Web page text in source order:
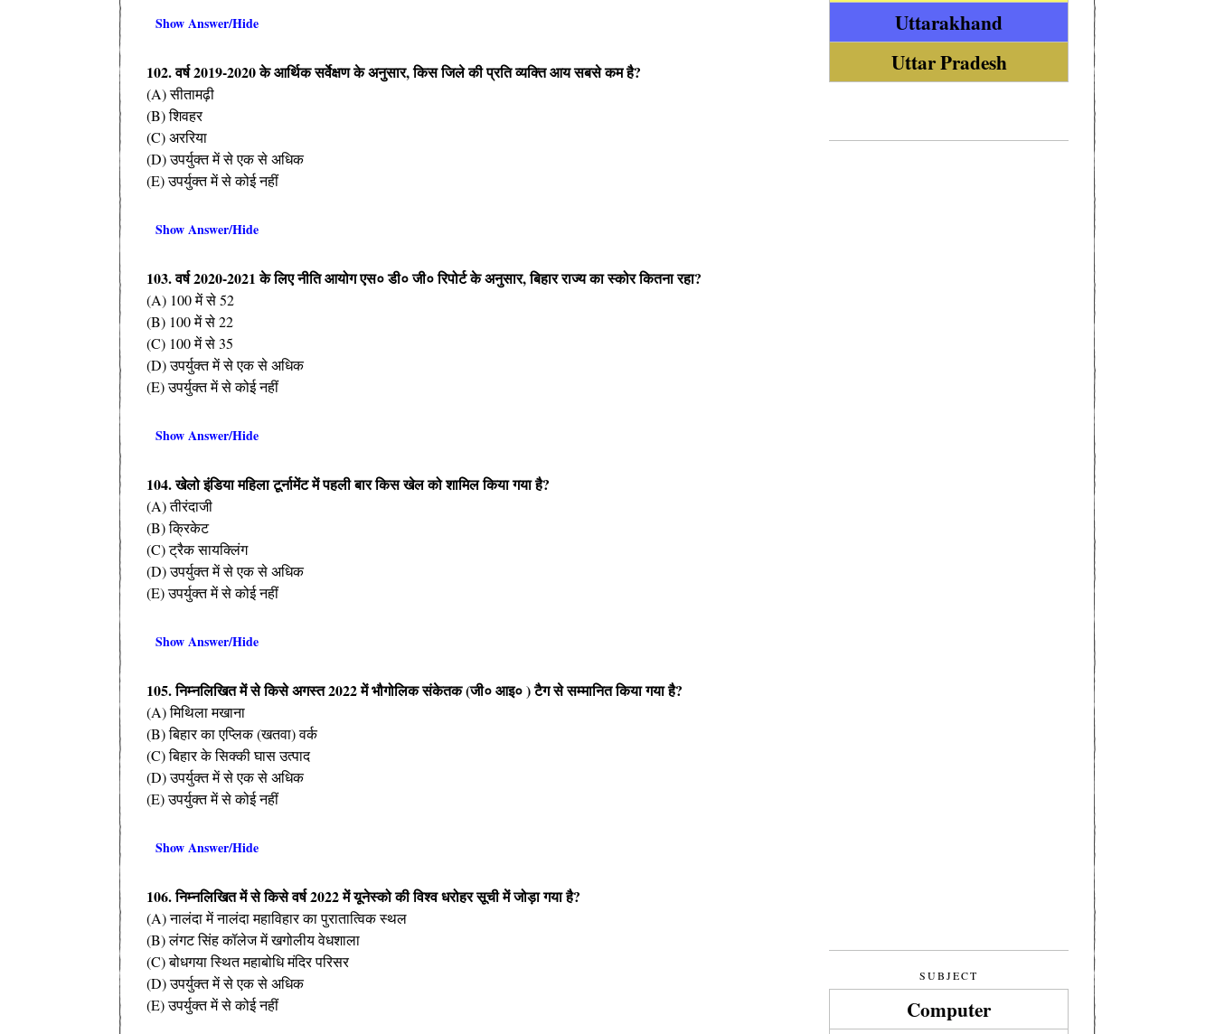
Show Answer/Hide
102. वर्ष 2019-2020 के आर्थिक सर्वेक्षण के अनुसार, किस जिले की प्रति व्यक्ति आय सबसे कम है?
(A) सीतामढ़ी
(B) शिवहर
(C) अररिया
(D) उपर्युक्त में से एक से अधिक
(E) उपर्युक्त में से कोई नहीं
Show Answer/Hide
103. वर्ष 2020-2021 के लिए नीति आयोग एस० डी० जी० रिपोर्ट के अनुसार, बिहार राज्य का स्कोर कितना रहा?
(A) 100 में से 52
(B) 100 में से 22
(C) 100 में से 35
(D) उपर्युक्त में से एक से अधिक
(E) उपर्युक्त में से कोई नहीं
Show Answer/Hide
104. खेलो इंडिया महिला टूर्नामेंट में पहली बार किस खेल को शामिल किया गया है?
(A) तीरंदाजी
(B) क्रिकेट
(C) ट्रैक सायक्लिंग
(D) उपर्युक्त में से एक से अधिक
(E) उपर्युक्त में से कोई नहीं
Show Answer/Hide
105. निम्नलिखित में से किसे अगस्त 2022 में भौगोलिक संकेतक (जी० आइ० ) टैग से सम्मानित किया गया है?
(A) मिथिला मखाना
(B) बिहार का एप्लिक (खतवा) वर्क
(C) बिहार के सिक्की घास उत्पाद
(D) उपर्युक्त में से एक से अधिक
(E) उपर्युक्त में से कोई नहीं
Show Answer/Hide
106. निम्नलिखित में से किसे वर्ष 2022 में यूनेस्को की विश्व धरोहर सूची में जोड़ा गया है?
(A) नालंदा में नालंदा महाविहार का पुरातात्विक स्थल
(B) लंगट सिंह कॉलेज में खगोलीय वेधशाला
(C) बोधगया स्थित महाबोधि मंदिर परिसर
(D) उपर्युक्त में से एक से अधिक
(E) उपर्युक्त में से कोई नहीं
Uttarakhand
Uttar Pradesh
SUBJECT
Computer